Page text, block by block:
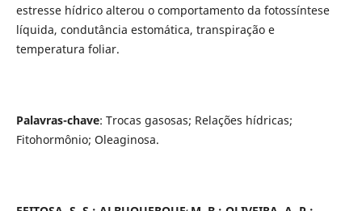
estresse hídrico alterou o comportamento da fotossíntese
líquida, condutância estomática, transpiração e
temperatura foliar.
Palavras-chave: Trocas gasosas; Relações hídricas;
Fitohormônio; Oleaginosa.
,